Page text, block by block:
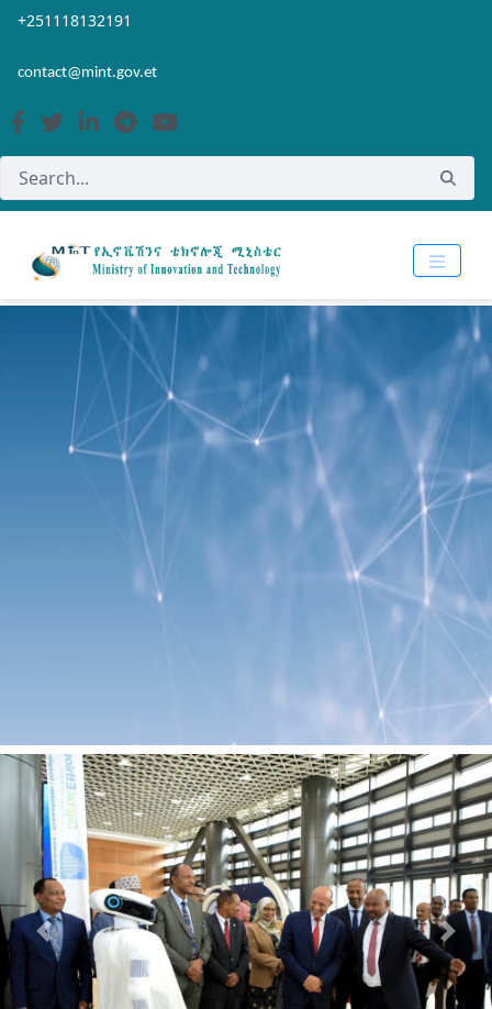
Skip to Main Content
Open Accessibility Menu
+251118132191
contact@mint.gov.et
Previous Next